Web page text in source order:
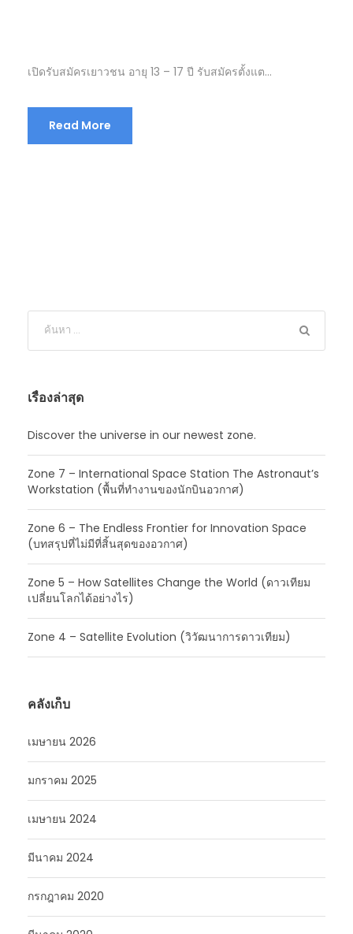
เปิดรับสมัครเยาวชน อายุ 13 – 17 ปี รับสมัครตั้งแต...
Read More
เรื่องล่าสุด
Discover the universe in our newest zone.
Zone 7 – International Space Station The Astronaut’s
Workstation (พื้นที่ทำงานของนักบินอวกาศ)
Zone 6 – The Endless Frontier for Innovation Space
(บทสรุปที่ไม่มีที่สิ้นสุดของอวกาศ)
Zone 5 – How Satellites Change the World (ดาวเทียม
เปลี่ยนโลกได้อย่างไร)
Zone 4 – Satellite Evolution (วิวัฒนาการดาวเทียม)
คลังเก็บ
เมษายน 2026
มกราคม 2025
เมษายน 2024
มีนาคม 2024
กรกฎาคม 2020